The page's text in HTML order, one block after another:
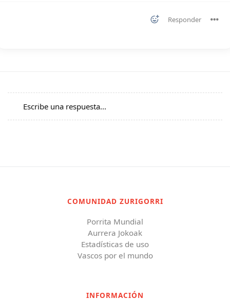
Responder
Escribe una respuesta...
COMUNIDAD ZURIGORRI
Porrita Mundial
Aurrera Jokoak
Estadísticas de uso
Vascos por el mundo
INFORMACIÓN